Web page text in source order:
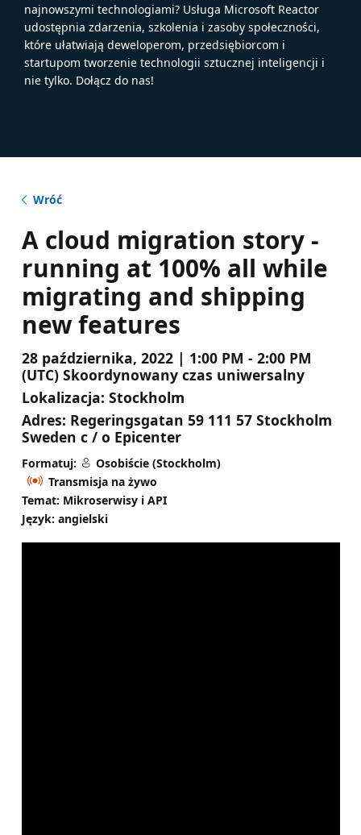
najnowszymi technologiami? Usługa Microsoft Reactor
udostępnia zdarzenia, szkolenia i zasoby społeczności,
które ułatwiają deweloperom, przedsiębiorcom i
startupom tworzenie technologii sztucznej inteligencji i
nie tylko. Dołącz do nas!
Wróć
A cloud migration story -
running at 100% all while
migrating and shipping
new features
28 października, 2022 | 1:00 PM - 2:00 PM
(UTC) Skoordynowany czas uniwersalny
Lokalizacja: Stockholm
Adres: Regeringsgatan 59 111 57 Stockholm
Sweden c / o Epicenter
Formatuj:
Osobiście (Stockholm)
Transmisja na żywo
Temat: Mikroserwisy i API
Język: angielski